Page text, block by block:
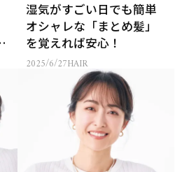
湿気がすごい日でも簡単
オシャレな「まとめ髪」
を覚えれば安心！
2025/6/27HAIR